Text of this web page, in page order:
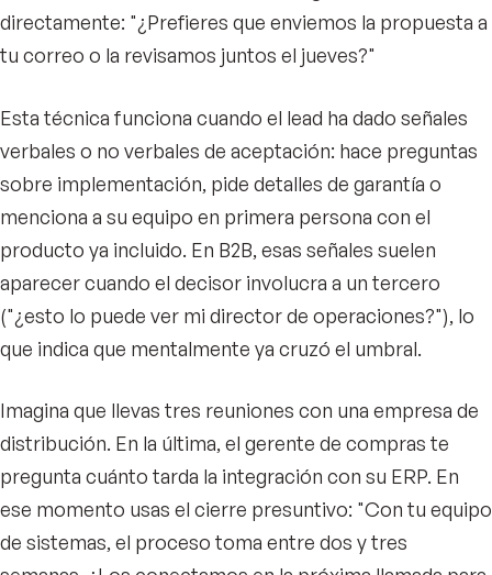
directamente: "¿Prefieres que enviemos la propuesta a
tu correo o la revisamos juntos el jueves?"
Esta técnica funciona cuando el lead ha dado señales
verbales o no verbales de aceptación: hace preguntas
sobre implementación, pide detalles de garantía o
menciona a su equipo en primera persona con el
producto ya incluido. En B2B, esas señales suelen
aparecer cuando el decisor involucra a un tercero
("¿esto lo puede ver mi director de operaciones?"), lo
que indica que mentalmente ya cruzó el umbral.
Imagina que llevas tres reuniones con una empresa de
distribución. En la última, el gerente de compras te
pregunta cuánto tarda la integración con su ERP. En
ese momento usas el cierre presuntivo: "Con tu equipo
de sistemas, el proceso toma entre dos y tres